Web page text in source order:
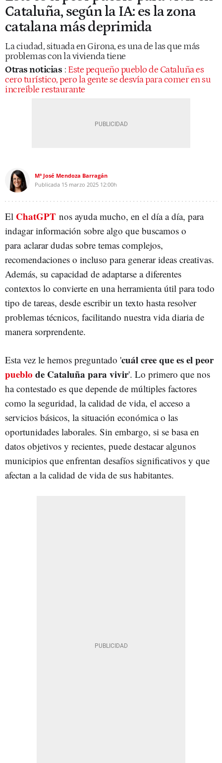
Cataluña, según la IA: es la zona
catalana más deprimida
La ciudad, situada en Girona, es una de las que más
problemas con la vivienda tiene
Otras noticias : Este pequeño pueblo de Cataluña es
cero turístico, pero la gente se desvía para comer en su
increíble restaurante
Mª José Mendoza Barragán
Publicada 15 marzo 2025 12:00h
El ChatGPT nos ayuda mucho, en el día a día, para
indagar información sobre algo que buscamos o
para aclarar dudas sobre temas complejos,
recomendaciones o incluso para generar ideas creativas.
Además, su capacidad de adaptarse a diferentes
contextos lo convierte en una herramienta útil para todo
tipo de tareas, desde escribir un texto hasta resolver
problemas técnicos, facilitando nuestra vida diaria de
manera sorprendente.
Esta vez le hemos preguntado 'cuál cree que es el peor
pueblo de Cataluña para vivir'. Lo primero que nos
ha contestado es que depende de múltiples factores
como la seguridad, la calidad de vida, el acceso a
servicios básicos, la situación económica o las
oportunidades laborales. Sin embargo, si se basa en
datos objetivos y recientes, puede destacar algunos
municipios que enfrentan desafíos significativos y que
afectan a la calidad de vida de sus habitantes.